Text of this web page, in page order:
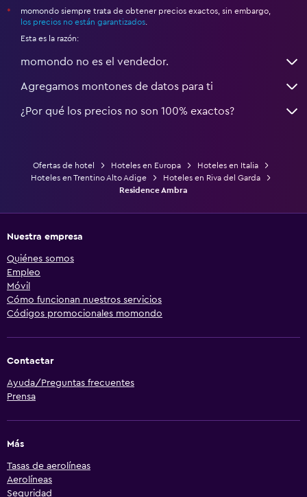
*
momondo siempre trata de obtener precios exactos, sin embargo,
los precios no están garantizados
Esta es la razón:
momondo no es el vendedor.
Agregamos montones de datos para ti
¿Por qué los precios no son 100% exactos?
Ofertas de hotel Hoteles en Europa
Hoteles en Italia
Hoteles en Trentino Alto Adige
Hoteles en Riva del Garda
Residence Ambra
Nuestra empresa
Quiénes somos
Empleo
Móvil
Cómo funcionan nuestros servicios
Códigos promocionales momondo
Contactar
Ayuda/Preguntas frecuentes
Prensa
Más
Tasas de aerolíneas
Aerolíneas
Seguridad